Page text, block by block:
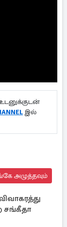
இல்
அழுத்தவும்
சங்கீதா